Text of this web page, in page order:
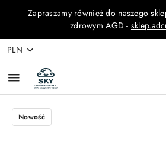
Przejdź do treści głównej
Przejdź do wyszukiwarki
Przejdź do moje konto
Przejdź do menu głównego
Przejdź do opisu produktu
Przejdź do stopki
Zapraszamy również do naszego
zdrowym AGD -
PLN
Nowość